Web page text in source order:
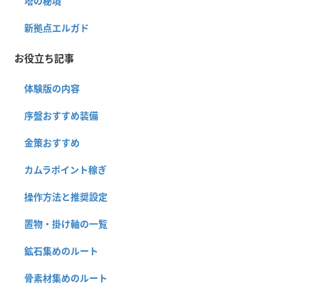
新拠点エルガド
お役立ち記事
体験版の内容
序盤おすすめ装備
金策おすすめ
カムラポイント稼ぎ
操作方法と推奨設定
置物・掛け軸の一覧
鉱石集めのルート
骨素材集めのルート